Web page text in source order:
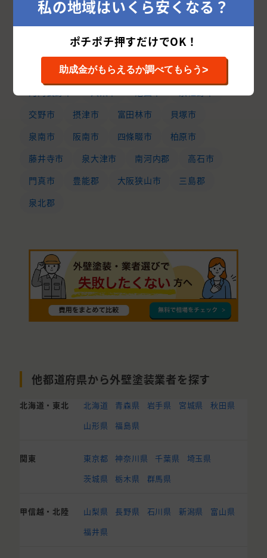
大阪市 堺市 東大阪市 枚方市
豊中市
高槻市
吹田市 八尾市
寝屋川市
和泉市 岸和田市
箕面市
羽曳野市
泉南郡 守口市
松原市
交野市
摂津市 富田林市
貝塚市
泉南市
阪南市 四條畷市
柏原市
藤井寺市
泉大津市 南河内郡
高石市
門真市
豊能郡 大阪狭山市
三島郡
泉北郡
他都道府県から外壁塗装業者を探す
北海道・東北 北海道 青森県 岩手県 宮城県
秋田県
山形県
福島県
関東 東京都 神奈川県 千葉県
埼玉県
茨城県
栃木県 群馬県
甲信越・北陸 山梨県 長野県 石川県 新潟県
富山県
福井県
私の地域はいくら安くなる？
ポチポチ押すだけでOK！
助成金がもらえるか調べてもらう>